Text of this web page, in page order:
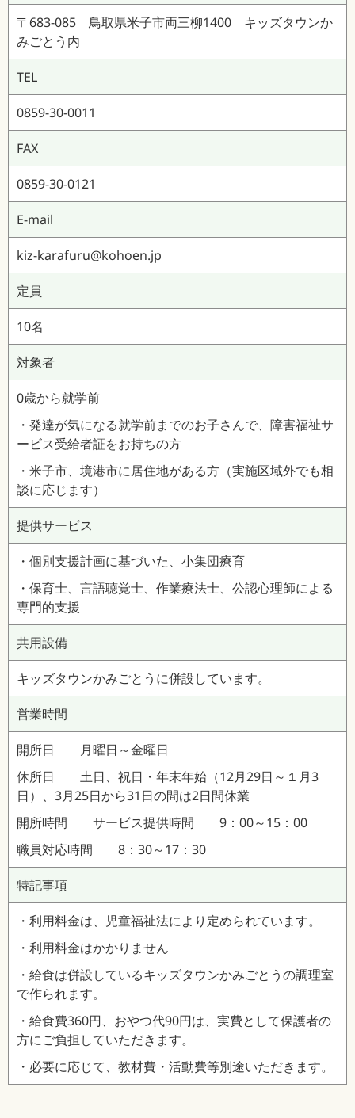
〒683-085 鳥取県米子市両三柳1400 キッズタウンか
みごとう内
TEL
0859-30-0011
FAX
0859-30-0121
E-mail
kiz-karafuru@kohoen.jp
定員
10名
対象者
0歳から就学前
・発達が気になる就学前までのお子さんで、障害福祉サ
ービス受給者証をお持ちの方
・米子市、境港市に居住地がある方（実施区域外でも相
談に応じます）
提供サービス
・個別支援計画に基づいた、小集団療育
・保育士、言語聴覚士、作業療法士、公認心理師による
専門的支援
共用設備
キッズタウンかみごとうに併設しています。
営業時間
開所日 月曜日～金曜日
休所日 土日、祝日・年末年始（12月29日～１月3
日）、3月25日から31日の間は2日間休業
開所時間 サービス提供時間 9：00～15：00
職員対応時間 8：30～17：30
特記事項
・利用料金は、児童福祉法により定められています。
・利用料金はかかりません
・給食は併設しているキッズタウンかみごとうの調理室
で作られます。
・給食費360円、おやつ代90円は、実費として保護者の
方にご負担していただきます。
・必要に応じて、教材費・活動費等別途いただきます。